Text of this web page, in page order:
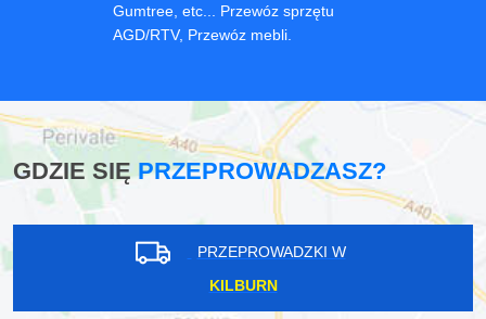
Gumtree, etc... Przewóz sprzętu
AGD/RTV, Przewóz mebli.
GDZIE SIĘPRZEPROWADZASZ?
PRZEPROWADZKI W
KILBURN